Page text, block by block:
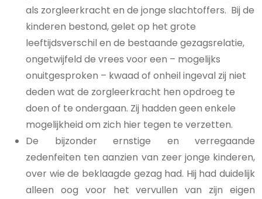
als zorgleerkracht en de jonge slachtoffers. Bij de
kinderen bestond, gelet op het grote
leeftijdsverschil en de bestaande gezagsrelatie,
ongetwijfeld de vrees voor een – mogelijks
onuitgesproken – kwaad of onheil ingeval zij niet
deden wat de zorgleerkracht hen opdroeg te
doen of te ondergaan. Zij hadden geen enkele
mogelijkheid om zich hier tegen te verzetten.
De bijzonder ernstige en verregaande
zedenfeiten ten aanzien van zeer jonge kinderen,
over wie de beklaagde gezag had. Hij had duidelijk
alleen oog voor het vervullen van zijn eigen